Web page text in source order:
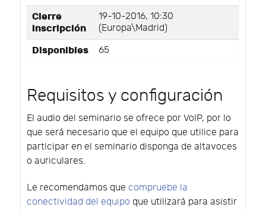
Cierre
inscripción
19-10-2016, 10:30
(Europa\Madrid)
Disponibles 65
Requisitos y configuración
El audio del seminario se ofrece por VoIP, por lo
que será necesario que el equipo que utilice para
participar en el seminario disponga de altavoces
o auriculares.
Le recomendamos que compruebe la
conectividad del equipo que utilizará para asistir